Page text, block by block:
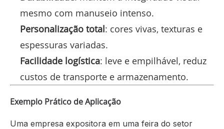
mesmo com manuseio intenso.
Personalização total: cores vivas, texturas e
espessuras variadas.
Facilidade logística: leve e empilhável, reduz
custos de transporte e armazenamento.
Exemplo Prático de Aplicação
Uma empresa expositora em uma feira do setor